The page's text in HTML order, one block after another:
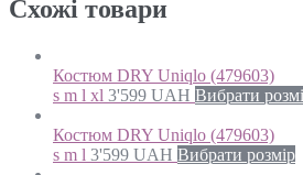
Схожi товари
Костюм DRY Uniqlo (479603)
s m l xl 3'599 UAH Вибрати
Костюм DRY Uniqlo (479603)
s m l 3'599 UAH Вибрати розмір